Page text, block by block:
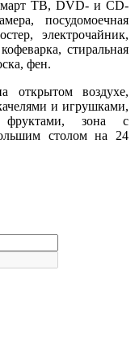
ТВ, DVD- и CD-
посудомоечная
электрочайник,
стиральная
фен.
открытом воздухе,
и игрушками,
зона с
столом на 24